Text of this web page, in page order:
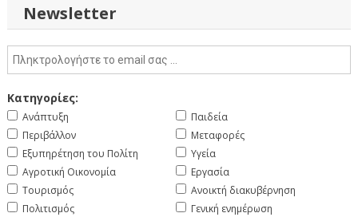
Newsletter
Κατηγορίες:
Ανάπτυξη
Περιβάλλον
Εξυπηρέτηση του Πολίτη
Αγροτική Οικονομία
Τουρισμός
Πολιτισμός
Παιδεία
Μεταφορές
Υγεία
Εργασία
Ανοικτή διακυβέρνηση
Γενική ενημέρωση